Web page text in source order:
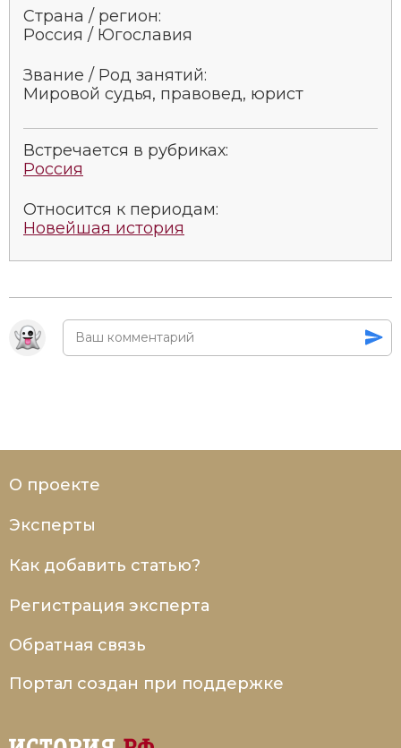
Страна / регион:
Россия / Югославия
Звание / Род занятий:
Мировой судья, правовед, юрист
Встречается в рубриках:
Россия
Относится к периодам:
Новейшая история
О проекте
Эксперты
Как добавить статью?
Регистрация эксперта
Обратная связь
Портал создан при поддержке